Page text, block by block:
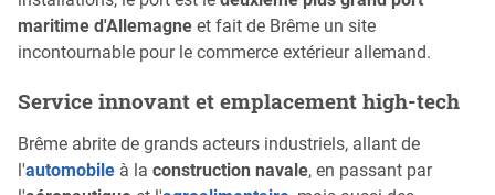
maritime d'Allemagne et fait de Brême un site
incontournable pour le commerce extérieur allemand.
Service innovant et emplacement high-tech
Brême abrite de grands acteurs industriels, allant de
l'automobile à la construction navale, en passant par